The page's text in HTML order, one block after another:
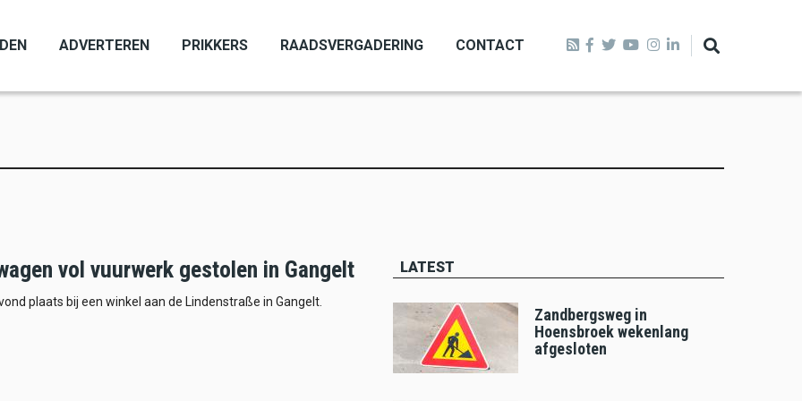
ADVERTEREN PRIKKERS RAADSVERGADERING CONTACT
vol vuurwerk gestolen in Gangelt
plaats bij een winkel aan de Lindenstraße in Gangelt.
LATEST
Zandbergsweg in
Hoensbroek wekenlang
afgesloten